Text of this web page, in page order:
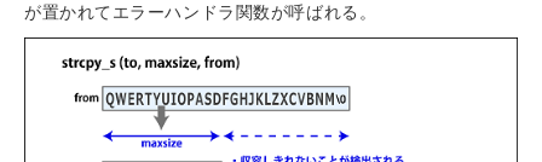
が置かれてエラーハンドラ関数が呼ばれる。